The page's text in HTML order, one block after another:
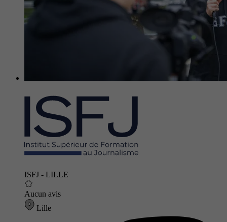
ISFJ - LILLE
Aucun avis
Lille